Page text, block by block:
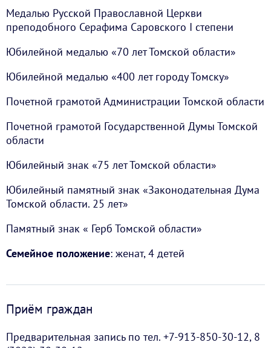
Медалью Русской Православной Церкви
преподобного Серафима Саровского I степени
Юбилейной медалью «70 лет Томской области»
Юбилейной медалью «400 лет городу Томску»
Почетной грамотой Администрации Томской области
Почетной грамотой Государственной Думы Томской
области
Юбилейный знак «75 лет Томской области»
Юбилейный памятный знак «Законодательная Дума
Томской области. 25 лет»
Памятный знак « Герб Томской области»
Семейное положение: женат, 4 детей
Приём граждан
Предварительная запись по тел. +7-913-850-30-12, 8